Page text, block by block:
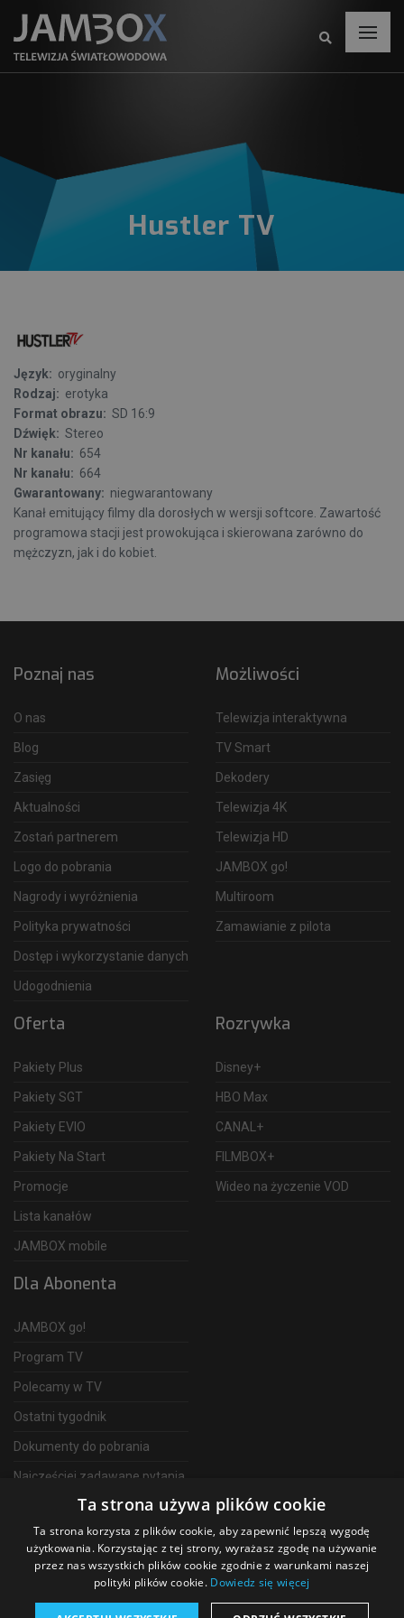
Hustler TV
Język: oryginalny
Rodzaj: erotyka
Format obrazu: SD 16:9
Dźwięk: Stereo
Nr kanału: 654
Nr kanału: 664
Gwarantowany: niegwarantowany
Kanał emitujący filmy dla dorosłych w wersji softcore. Zawartość
programowa stacji jest prowokująca i skierowana zarówno do
mężczyzn, jak i do kobiet.
Poznaj nas
O nas
Blog
Zasięg
Aktualności
Zostań partnerem
Logo do pobrania
Nagrody i wyróżnienia
Polityka prywatności
Dostęp i wykorzystanie danych
Udogodnienia
Możliwości
Telewizja interaktywna
TV Smart
Dekodery
Telewizja 4K
Telewizja HD
JAMBOX go!
Multiroom
Zamawianie z pilota
Oferta
Pakiety Plus
Pakiety SGT
Pakiety EVIO
Pakiety Na Start
Promocje
Lista kanałów
JAMBOX mobile
Rozrywka
Disney+
HBO Max
CANAL+
FILMBOX+
Wideo na życzenie VOD
Dla Abonenta
JAMBOX go!
Program TV
Polecamy w TV
Ostatni tygodnik
Dokumenty do pobrania
Najczęściej zadawane pytania
Telewizja Światłowodowa
Ta strona używa plików cookie
Ta strona korzysta z plików cookie, aby zapewnić lepszą wygodę
użytkowania. Korzystając z tej strony, wyrażasz zgodę na używanie
przez nas wszystkich plików cookie zgodnie z warunkami naszej
polityki plików cookie. Dowiedz się więcej